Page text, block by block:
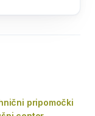
pripomočki